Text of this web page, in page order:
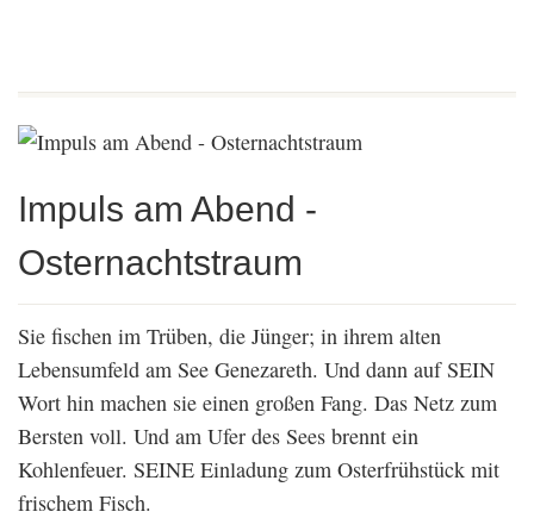
Impuls am Abend -
Osternachtstraum
Sie fischen im Trüben, die Jünger; in ihrem alten
Lebensumfeld am See Genezareth. Und dann auf SEIN
Wort hin machen sie einen großen Fang. Das Netz zum
Bersten voll. Und am Ufer des Sees brennt ein
Kohlenfeuer. SEINE Einladung zum Osterfrühstück mit
frischem Fisch.